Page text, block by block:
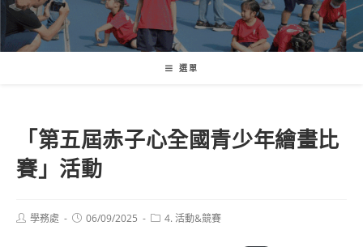
選單
「第五屆赤子心全國青少年繪畫比
賽」活動
Post學務處
Post06/09/2025
Post4. 活動&競賽